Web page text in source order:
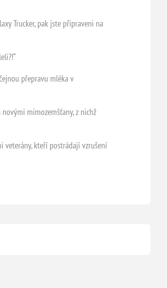
Trucker, pak jste připraveni na
přepravu mléka v
mimozemšťany, z nichž
veterány, kteří postrádají vzrušení